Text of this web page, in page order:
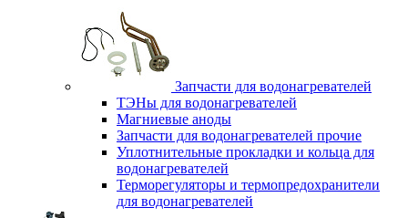
Запчасти для водонагревателей
ТЭНы для водонагревателей
Магниевые аноды
Запчасти для водонагревателей прочие
Уплотнительные прокладки и кольца для
водонагревателей
Терморегуляторы и термопредохранители
для водонагревателей